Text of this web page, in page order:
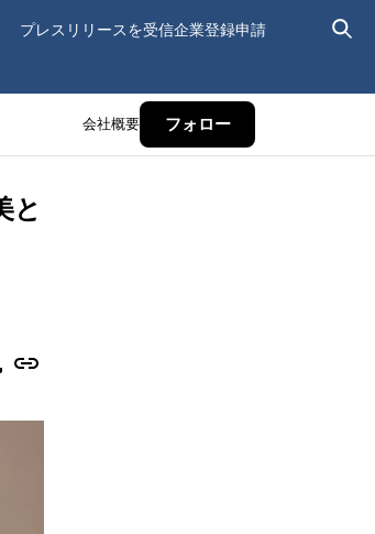
プレスリリースを受信企業登録申請
会社概要 フォロー
と